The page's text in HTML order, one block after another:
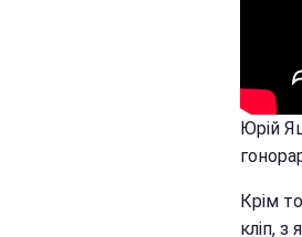
Юрій
Крім
кліп, з